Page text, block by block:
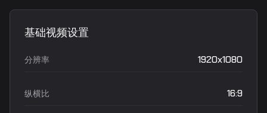
基础视频设置
分辨率 1920x1080
纵横比 16:9